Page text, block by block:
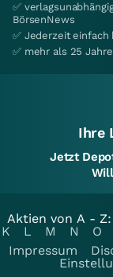
✅
BörsenNews
✅ Jederzeit einfach
✅ mehr als 25
Ihre
Jetzt
Aktien von A - Z:
K
L M N O
Impressum